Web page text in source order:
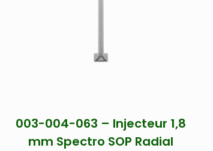
003-004-063 – Injecteur 1,8
mm Spectro SOP Radial